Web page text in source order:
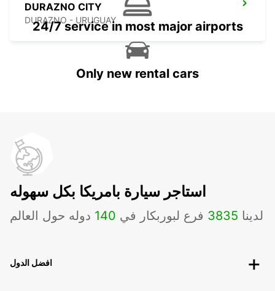
DURAZNO CITY
DURAZNO - URUGUAY
24/7 service in most major airports
Only new rental cars
استاجر سيارة بامريكا بكل سهوله
لدينا 3835 فرع لبوربكار في 140 دوله حول العالم
افضل الدول